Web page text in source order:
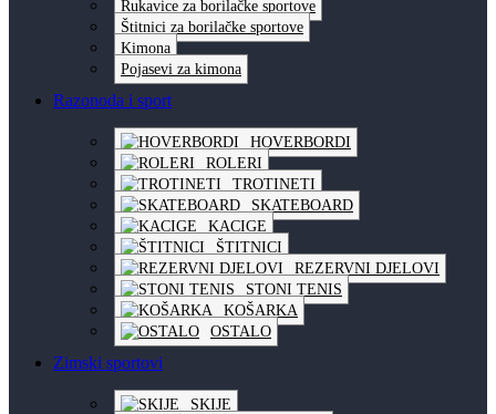
Rukavice za borilačke sportove
Štitnici za borilačke sportove
Kimona
Pojasevi za kimona
Razonoda i sport
HOVERBORDI
ROLERI
TROTINETI
SKATEBOARD
KACIGE
ŠTITNICI
REZERVNI DJELOVI
STONI TENIS
KOŠARKA
OSTALO
Zimski sportovi
SKIJE